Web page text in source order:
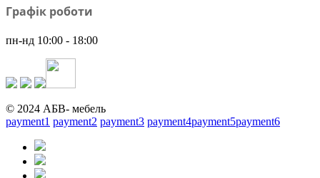
Графік роботи
пн-нд 10:00 - 18:00
© 2024 АБВ- мебель
payment1 payment2 payment3 payment4payment5payment6